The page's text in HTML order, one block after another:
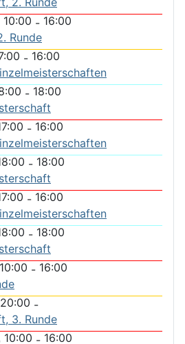
10:00 - 16:00
Runde
- 16:00
- 18:00
- 16:00
- 18:00
- 16:00
- 18:00
- 16:00
-
3. Runde
10:00 - 16:00